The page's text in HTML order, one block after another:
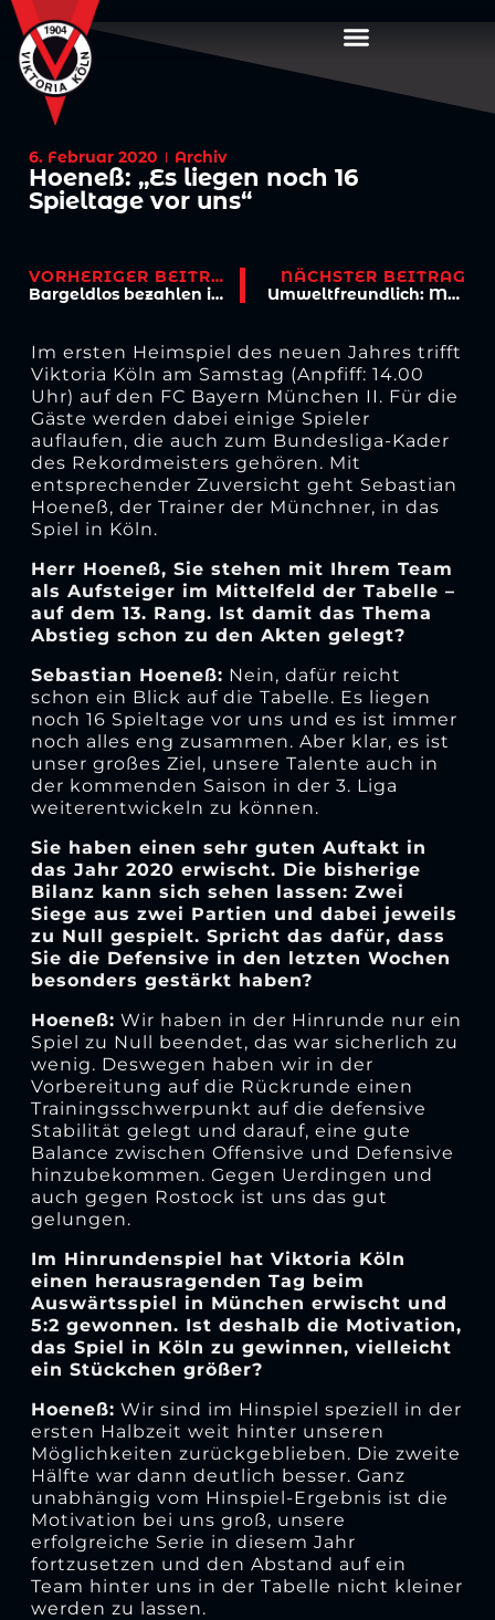
6. Februar 2020 Archiv
Hoeneß: „Es liegen noch 16
Spieltage vor uns“
VORHERIGER BEITRAG
Bargeldlos bezahlen in der Geschäftsstelle
NÄCHSTER BEITRAG
Umweltfreundlich: Mehrwegbecher bei Viktoria
Im ersten Heimspiel des neuen Jahres trifft
Viktoria Köln am Samstag (Anpfiff: 14.00
Uhr) auf den FC Bayern München II. Für die
Gäste werden dabei einige Spieler
auflaufen, die auch zum Bundesliga-Kader
des Rekordmeisters gehören. Mit
entsprechender Zuversicht geht Sebastian
Hoeneß, der Trainer der Münchner, in das
Spiel in Köln.
Herr Hoeneß, Sie stehen mit Ihrem Team
als Aufsteiger im Mittelfeld der Tabelle –
auf dem 13. Rang. Ist damit das Thema
Abstieg schon zu den Akten gelegt?
Sebastian Hoeneß: Nein, dafür reicht
schon ein Blick auf die Tabelle. Es liegen
noch 16 Spieltage vor uns und es ist immer
noch alles eng zusammen. Aber klar, es ist
unser großes Ziel, unsere Talente auch in
der kommenden Saison in der 3. Liga
weiterentwickeln zu können.
Sie haben einen sehr guten Auftakt in
das Jahr 2020 erwischt. Die bisherige
Bilanz kann sich sehen lassen: Zwei
Siege aus zwei Partien und dabei jeweils
zu Null gespielt. Spricht das dafür, dass
Sie die Defensive in den letzten Wochen
besonders gestärkt haben?
Hoeneß: Wir haben in der Hinrunde nur ein
Spiel zu Null beendet, das war sicherlich zu
wenig. Deswegen haben wir in der
Vorbereitung auf die Rückrunde einen
Trainingsschwerpunkt auf die defensive
Stabilität gelegt und darauf, eine gute
Balance zwischen Offensive und Defensive
hinzubekommen. Gegen Uerdingen und
auch gegen Rostock ist uns das gut
gelungen.
Im Hinrundenspiel hat Viktoria Köln
einen herausragenden Tag beim
Auswärtsspiel in München erwischt und
5:2 gewonnen. Ist deshalb die Motivation,
das Spiel in Köln zu gewinnen, vielleicht
ein Stückchen größer?
Hoeneß: Wir sind im Hinspiel speziell in der
ersten Halbzeit weit hinter unseren
Möglichkeiten zurückgeblieben. Die zweite
Hälfte war dann deutlich besser. Ganz
unabhängig vom Hinspiel-Ergebnis ist die
Motivation bei uns groß, unsere
erfolgreiche Serie in diesem Jahr
fortzusetzen und den Abstand auf ein
Team hinter uns in der Tabelle nicht kleiner
werden zu lassen.